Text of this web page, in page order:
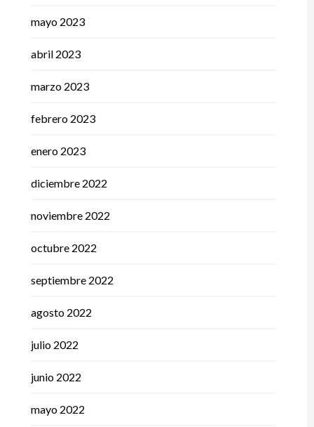
mayo 2023
abril 2023
marzo 2023
febrero 2023
enero 2023
diciembre 2022
noviembre 2022
octubre 2022
septiembre 2022
agosto 2022
julio 2022
junio 2022
mayo 2022